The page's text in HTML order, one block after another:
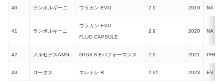
40 ランボルギーニ ウラカン EVO 2.9 2019 NA
41 ランボルギーニ
ウラカン EVO
FLUO CAPSULE
2.9 2020 NA
42 メルセデスAMG GT63 S Eパフォーマンス 2.9 2021 PHEV
43 ロータス エレトレ R 2.95 2023 EV